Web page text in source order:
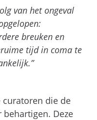
van het ongeval
breuken en
tijd in coma te
curatoren die de
Deze